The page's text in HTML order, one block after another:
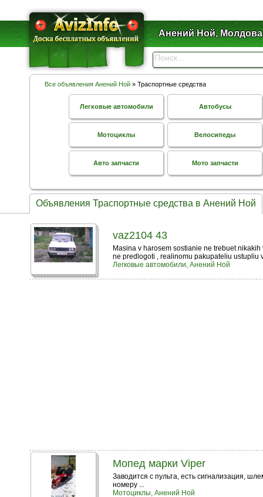
Анений Ной, Молдова
Все объявления Анений Ной » Траспортные средства
Легковые автомобили Автобусы
Мотоциклы Велосипеды
Авто запчасти Мото запчасти
Объявления Траспортные средства в Анений Ной
vaz2104 43
Masina v harosem sostianie ne trebuet
ne predlogoti , realinomu pakupateliu ustupliu
Легковые автомобили, Анений Ной
Мопед марки Viper
Заводится с пульта, есть сигнализация,
номеру ...
Мотоциклы, Анений Ной